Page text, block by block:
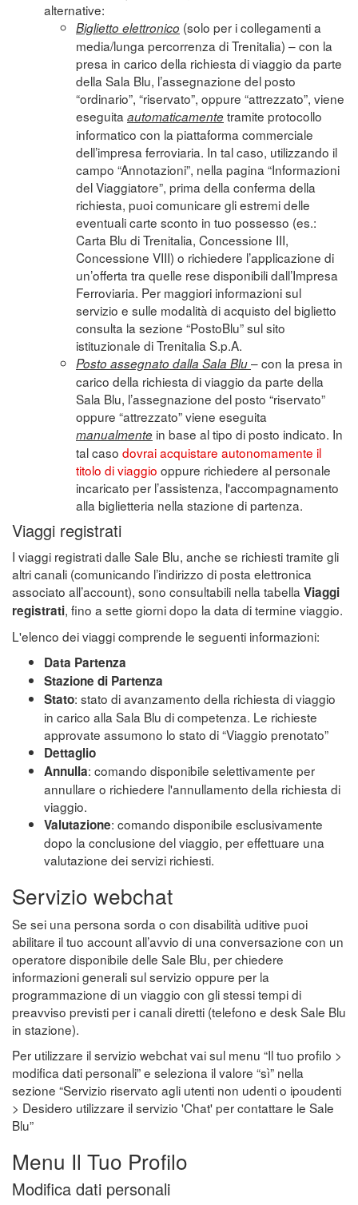
alternative:
Biglietto elettronico (solo per i collegamenti a
media/lunga percorrenza di Trenitalia) – con la
presa in carico della richiesta di viaggio da parte
della Sala Blu, l’assegnazione del posto
“ordinario”, “riservato”, oppure “attrezzato”, viene
eseguita automaticamentetramite protocollo
informatico con la piattaforma commerciale
dell’impresa ferroviaria. In tal caso, utilizzando il
campo “Annotazioni”, nella pagina “Informazioni
del Viaggiatore”, prima della conferma della
richiesta, puoi comunicare gli estremi delle
eventuali carte sconto in tuo possesso (es.:
Carta Blu di Trenitalia, Concessione III,
Concessione VIII) o richiedere l’applicazione di
un’offerta tra quelle rese disponibili dall’Impresa
Ferroviaria. Per maggiori informazioni sul
servizio e sulle modalità di acquisto del biglietto
consulta la sezione “PostoBlu” sul sito
istituzionale di Trenitalia S.p.A.
Posto assegnato dalla Sala Blu– con la presa in
carico della richiesta di viaggio da parte della
Sala Blu, l’assegnazione del posto “riservato”
oppure “attrezzato” viene eseguita
manualmente in base al tipo di posto indicato. In
tal caso dovrai acquistare autonomamente il
titolo di viaggio oppure richiedere al personale
incaricato per l’assistenza, l'accompagnamento
alla biglietteria nella stazione di partenza.
Viaggi registrati
I viaggi registrati dalle Sale Blu, anche se richiesti tramite gli
altri canali (comunicando l’indirizzo di posta elettronica
associato all’account), sono consultabili nella tabella Viaggi
registrati, fino a sette giorni dopo la data di termine viaggio.
L'elenco dei viaggi comprende le seguenti informazioni:
Data Partenza
Stazione di Partenza
Stato: stato di avanzamento della richiesta di viaggio
in carico alla Sala Blu di competenza. Le richieste
approvate assumono lo stato di “Viaggio prenotato”
Dettaglio
Annulla: comando disponibile selettivamente per
annullare o richiedere l'annullamento della richiesta di
viaggio.
Valutazione: comando disponibile esclusivamente
dopo la conclusione del viaggio, per effettuare una
valutazione dei servizi richiesti.
Servizio webchat
Se sei una persona sorda o con disabilità uditive puoi
abilitare il tuo account all’avvio di una conversazione con un
operatore disponibile delle Sale Blu, per chiedere
informazioni generali sul servizio oppure per la
programmazione di un viaggio con gli stessi tempi di
preavviso previsti per i canali diretti (telefono e desk Sale Blu
in stazione).
Per utilizzare il servizio webchat vai sul menu “Il tuo profilo >
modifica dati personali” e seleziona il valore “sì” nella
sezione “Servizio riservato agli utenti non udenti o ipoudenti
> Desidero utilizzare il servizio 'Chat' per contattare le Sale
Blu”
Menu Il Tuo Profilo
Modifica dati personali